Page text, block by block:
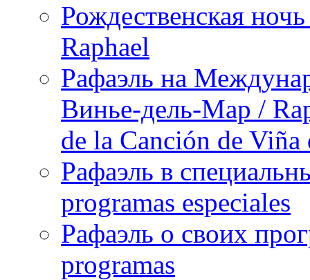
Рождественская
Raphael
Рафаэль на
Винье-дель-Мар /
de la Canción de
Рафаэль в
programas especiales
Рафаэль о своих
programas